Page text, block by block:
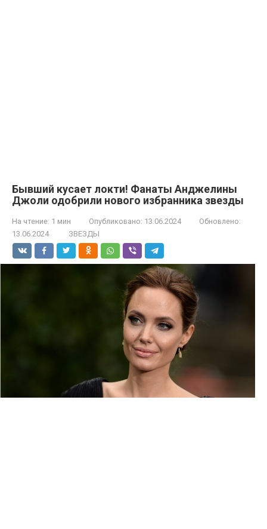
Бывший кусает локти! Фанаты Анджелины
Джоли одобрили нового избранника звезды
На чтение: 1 мин Опубликовано: 13.06.2024
Обновлено:
13.06.2024
ЗВЕЗДЫ